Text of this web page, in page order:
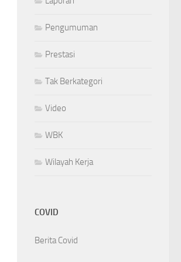
Pengumuman
Prestasi
Tak Berkategori
Video
WBK
Wilayah Kerja
COVID
Berita Covid